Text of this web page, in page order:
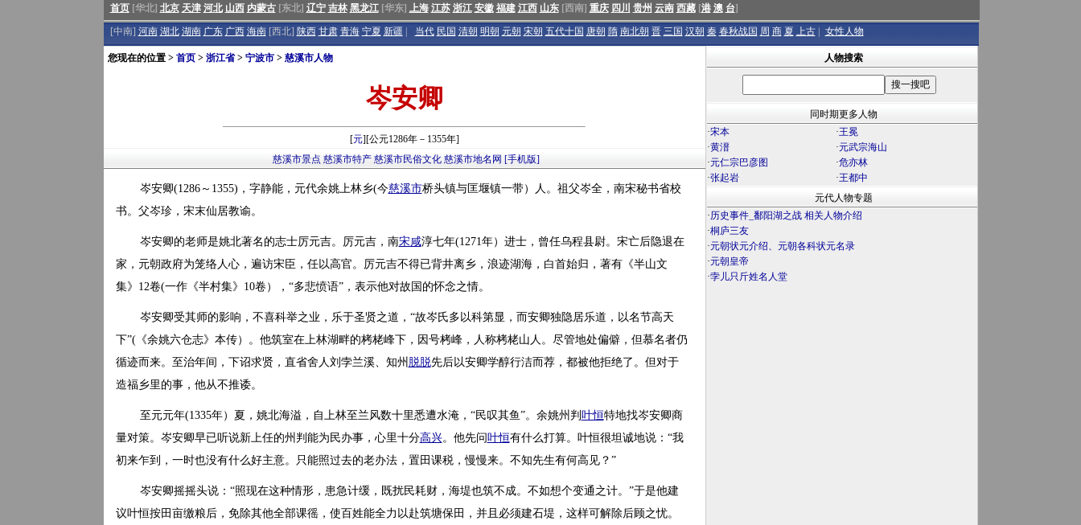
首页[华北] 北京 天津 河北 山西 内蒙古[东北] 辽宁 吉林 黑龙江[华东] 上海 江苏 浙江 安徽 福建 江西 山东[西南] 重庆 四川 贵州 云南 西藏[港 澳 台]
[中南] 河南 湖北 湖南 广东 广西 海南[西北] 陕西 甘肃 青海 宁夏 新疆 当代 民国 清朝 明朝 元朝 宋朝 五代十国 唐朝 隋 南北朝 晋 三国 汉朝 秦 春秋战国 周 商 夏 上古 女性人物
您现在的位置 > 首页> 浙江省> 宁波市> 慈溪市人物
岑安卿
[元][公元1286年－1355年]
慈溪市景点 慈溪市特产 慈溪市民俗文化 慈溪市地名网 [手机版]
岑安卿(1286～1355)，字静能，元代余姚上林乡(今慈溪市桥头镇与匡堰镇一带）人。祖父岑全，南宋秘书省校
书。父岑珍，宋末仙居教谕。
岑安卿的老师是姚北著名的志士厉元吉。厉元吉，南宋咸淳七年(1271年）进士，曾任乌程县尉。宋亡后隐退在
家，元朝政府为笼络人心，遍访宋臣，任以高官。厉元吉不得已背井离乡，浪迹湖海，白首始归，著有《半山文
集》12卷(一作《半村集》10卷），“多悲愤语”，表示他对故国的怀念之情。
岑安卿受其师的影响，不喜科举之业，乐于圣贤之道，“故岑氏多以科第显，而安卿独隐居乐道，以名节高天
下”(《余姚六仓志》本传）。他筑室在上林湖畔的栲栳峰下，因号栲峰，人称栲栳山人。尽管地处偏僻，但慕名者仍
循迹而来。至治年间，下诏求贤，直省舍人刘孛兰溪、知州 脱脱先后以安卿学醇行洁而荐，都被他拒绝了。但对于
造福乡里的事，他从不推诿。
至元元年(1335年）夏，姚北海溢，自上林至兰风数十里悉遭水淹，“民叹其鱼”。余姚州判 叶恒特地找岑安卿商
量对策。岑安卿早已听说新上任的州判能为民办事，心里十分高兴。他先问叶恒有什么打算。叶恒很坦诚地说：“我
初来乍到，一时也没有什么好主意。只能照过去的老办法，置田课税，慢慢来。不知先生有何高见？”
岑安卿摇摇头说：“照现在这种情形，患急计缓，既扰民耗财，海堤也筑不成。不如想个变通之计。”于是他建
议叶恒按田亩缴粮后，免除其他全部课徭，使百姓能全力以赴筑塘保田，并且必须建石堤，这样可解除后顾之忧。
人物搜索
同时期更多人物
·宋本 ·王冕
·黄溍 ·元武宗海山
·元仁宗巴彦图 ·危亦林
·张起岩 ·王都中
元代人物专题
·历史事件_鄱阳湖之战 相关人物介绍
·桐庐三友
·元朝状元介绍、元朝各科状元名录
·元朝皇帝
·孛儿只斤姓名人堂